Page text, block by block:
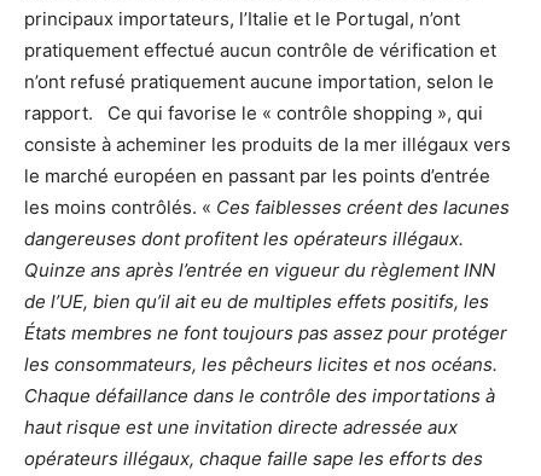
principaux importateurs, l’Italie et le Portugal, n’ont
pratiquement effectué aucun contrôle de vérification et
n’ont refusé pratiquement aucune importation, selon le
rapport. Ce qui favorise le « contrôle shopping », qui
consiste à acheminer les produits de la mer illégaux vers
le marché européen en passant par les points d’entrée
les moins contrôlés. « Ces faiblesses créent des lacunes
dangereuses dont profitent les opérateurs illégaux.
Quinze ans après l’entrée en vigueur du règlement INN
de l’UE, bien qu’il ait eu de multiples effets positifs, les
États membres ne font toujours pas assez pour protéger
les consommateurs, les pêcheurs licites et nos océans.
Chaque défaillance dans le contrôle des importations à
haut risque est une invitation directe adressée aux
opérateurs illégaux, chaque faille sape les efforts des